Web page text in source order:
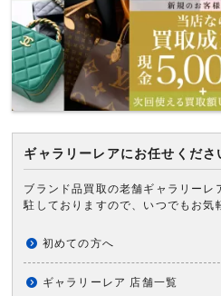
ギャラリーレアにお任せくださ
ブランド品買取の老舗ギャラリーレ
駐しておりますので、いつでもお気
初めての方へ
ギャラリーレア 店舗一覧